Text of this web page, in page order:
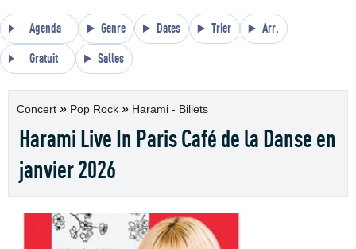
Agenda Genre Dates Trier Arr.
Gratuit Salles
Concert » Pop Rock » Harami - Billets
Harami Live In Paris Café de la Danse en
janvier 2026